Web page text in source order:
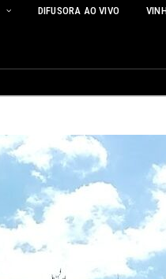
DIFUSORA AO VIVO